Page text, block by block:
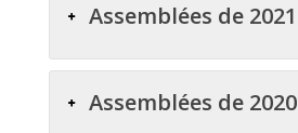
Assemblées de 2021
Assemblées de 2020